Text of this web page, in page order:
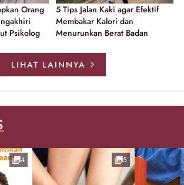
Orang
Psikolog
5 Tips Jalan Kaki agar Efektif
Membakar Kalori dan
Menurunkan Berat Badan
LIHAT LAINNYA
4 5